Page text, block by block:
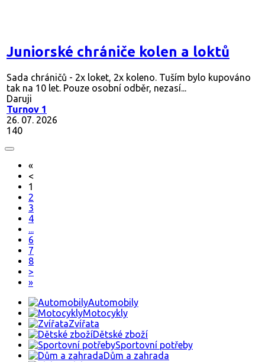
Juniorské chrániče kolen a loktů
Sada chráničů - 2x loket, 2x koleno. Tuším bylo kupováno
tak na 10 let. Pouze osobní odběr, nezasí...
Daruji
Turnov 1
26. 07. 2026
140
«
<
1
2
3
4
...
6
7
8
>
»
Automobily
Motocykly
Zvířata
Dětské zboží
Sportovní potřeby
Dům a zahrada